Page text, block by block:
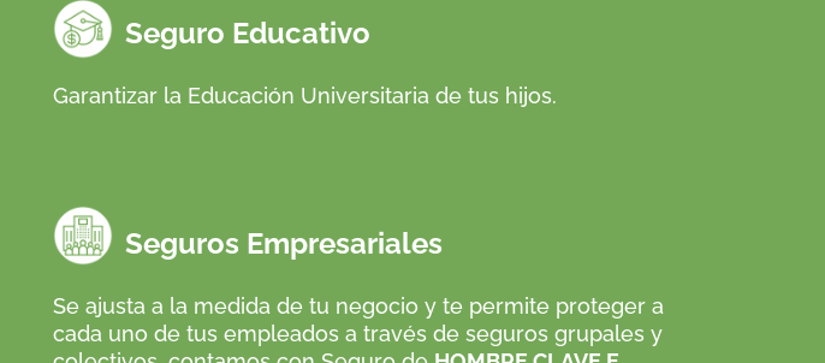
Seguro Educativo
Garantizar la Educación Universitaria de tus hijos.
Seguros Empresariales
Se ajusta a la medida de tu negocio y te permite proteger a
cada uno de tus empleados a través de seguros grupales y